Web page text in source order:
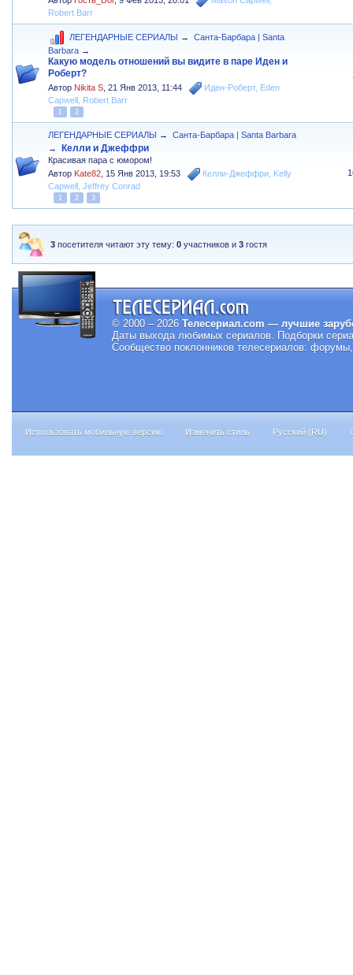
Robert Barr
ЛЕГЕНДАРНЫЕ СЕРИАЛЫ →
Санта-Барбара | Santa
Barbara →
Какую модель отношений вы видите в паре Иден и
Роберт?
Автор Nikita S ,21 Янв 2013, 11:44 Иден-Роберт, Eden
Capwell Robert Barr
1 2
ЛЕГЕНДАРНЫЕ СЕРИАЛЫ →
Санта-Барбара | Santa Barbara
→
Келли и Джеффри
Красивая пара с юмором!
Автор Kate82 15 Янв 2013, 19:53 Келли-Джеффри Kelly
Capwell ,Jeffrey Conrad
1 2 3
3 посетителя читают эту тему:0 участников и3 гостя
© 2000 – 2026 Телесериал.com — лучшие
Даты выхода любимых сериалов. Подборки
Сообщество поклонников телесериалов:
Использовать мобильную версию Изменить стиль Русский (RU)